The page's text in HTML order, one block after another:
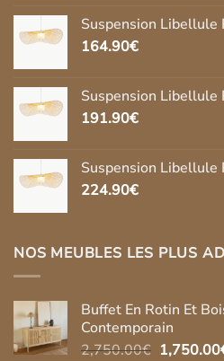
Suspension Libellule
164.90€
Suspension Libellule
191.90€
Suspension Libellule
224.90€
NOS MEUBLES LES PLUS
Buffet En Rotin Et
Contemporain
2,750.00€ Le
1,750.00